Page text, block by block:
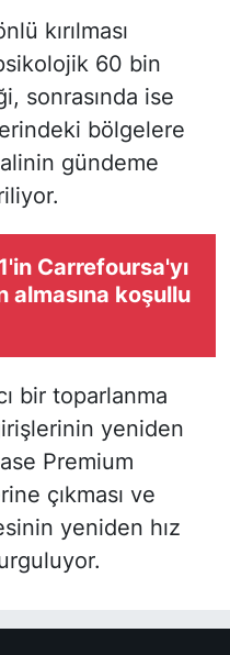
kırılması
60 bin
sonrasında ise
bölgelere
gündeme
Carrefoursa'yı
almasına koşullu
bir toparlanma
yeniden
Premium
çıkması ve
yeniden hız